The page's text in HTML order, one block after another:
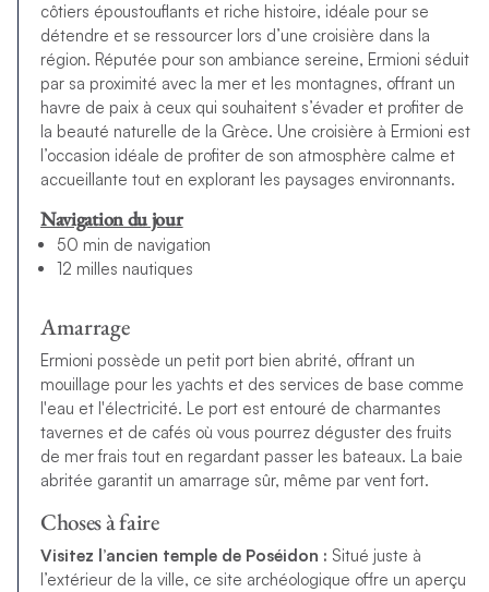
côtiers époustouflants et riche histoire, idéale pour se
détendre et se ressourcer lors d’une croisière dans la
région. Réputée pour son ambiance sereine, Ermioni séduit
par sa proximité avec la mer et les montagnes, offrant un
havre de paix à ceux qui souhaitent s’évader et profiter de
la beauté naturelle de la Grèce. Une croisière à Ermioni est
l’occasion idéale de profiter de son atmosphère calme et
accueillante tout en explorant les paysages environnants.
Navigation du jour
50 min de navigation
12 milles nautiques
Amarrage
Ermioni possède un petit port bien abrité, offrant un
mouillage pour les yachts et des services de base comme
l'eau et l'électricité. Le port est entouré de charmantes
tavernes et de cafés où vous pourrez déguster des fruits
de mer frais tout en regardant passer les bateaux. La baie
abritée garantit un amarrage sûr, même par vent fort.
Choses à faire
Visitez l’ancien temple de Poséidon : Situé juste à
l’extérieur de la ville, ce site archéologique offre un aperçu